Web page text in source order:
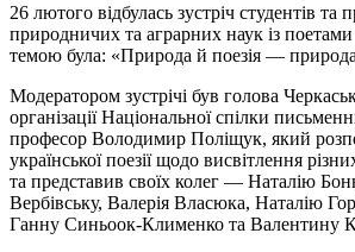
26 лютого відбулась зустріч студентів та
природничих та аграрних наук із
темою була: «Природа й поезія — природа
Модератором зустрічі був голова
організації Національної спілки
професор Володимир Поліщук, який
української поезії щодо висвітлення
та представив своїх колег — Наталію
Вербівську, Валерія Власюка, Наталію
Ганну Синьоок-Клименко та Валентину